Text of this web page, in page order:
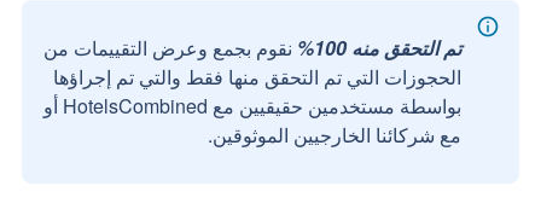
تم التحقق منه 100%
نقوم بجمع وعرض التقييمات من
الحجوزات التي تم التحقق منها فقط والتي تم إجراؤها
بواسطة مستخدمين حقيقيين مع HotelsCombined أو
مع شركائنا الخارجيين الموثوقين.